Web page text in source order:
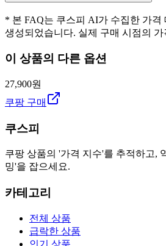
* 본 FAQ는 쿠스피 AI가 수집한 가격
생성되었습니다. 실제 구매 시점의
이 상품의 다른 옵션
27,900원
쿠팡 구매
쿠스피
쿠팡 상품의 '가격 지수'를 추적하고,
밍'을 잡으세요.
카테고리
전체 상품
급락한 상품
인기 상품